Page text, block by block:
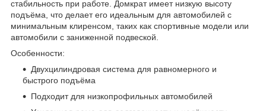
стабильность при работе. Домкрат имеет низкую высоту
подъёма, что делает его идеальным для автомобилей с
минимальным клиренсом, таких как спортивные модели или
автомобили с заниженной подвеской.
Особенности:
Двухцилиндровая система для равномерного и
быстрого подъёма
Подходит для низкопрофильных автомобилей